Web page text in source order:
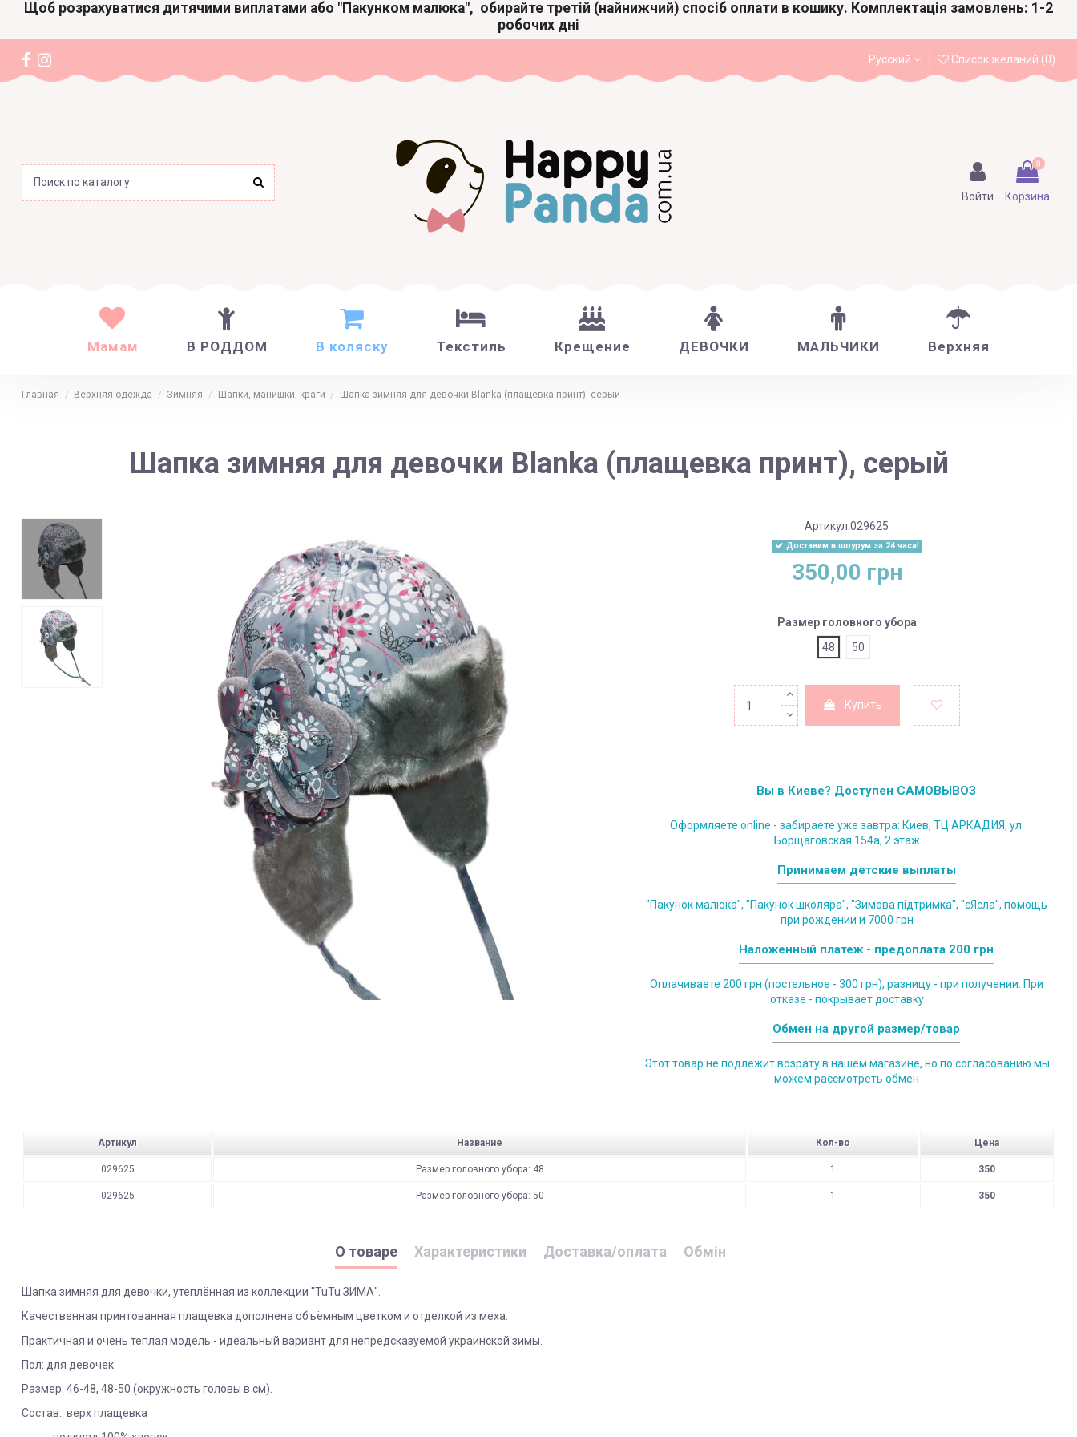
Щоб розрахуватися дитячими виплатами або "Пакунком малюка", обирайте третій (найнижчий) спосіб оплати в кошику. Комплектація замовлень: 1-2
робочих дні
Русский Список желаний (0)
Войти
0
Корзина
Мамам В РОДДОМ В коляску Текстиль Крещение ДЕВОЧКИ МАЛЬЧИКИ Верхняя
Главная Верхняя одежда Зимняя Шапки, манишки, краги Шапка зимняя для девочки Blanka (плащевка принт), серый
Шапка зимняя для девочки Blanka (плащевка принт), серый
Артикул 029625
Доставим в шоурум за 24 часа!
350,00 грн
Размер головного убора
48
50
Купить
Вы в Киеве? Доступен САМОВЫВОЗ
Оформляете online - забираете уже завтра: Киев, ТЦ АРКАДИЯ, ул.
Борщаговская 154а, 2 этаж
Принимаем детские выплаты
"Пакунок малюка", "Пакунок школяра", "Зимова підтримка", "єЯсла", помощь
при рождении и 7000 грн
Наложенный платеж - предоплата 200 грн
Оплачиваете 200 грн (постельное - 300 грн), разницу - при получении. При
отказе - покрывает доставку
Обмен на другой размер/товар
Этот товар не подлежит возрату в нашем магазине, но по согласованию мы
можем рассмотреть обмен
Артикул Название Кол-во Цена
029625 Размер головного убора: 48 1 350
029625 Размер головного убора: 50 1 350
О товаре Характеристики Доставка/оплата Обмін
Шапка зимняя для девочки, утеплённая из коллекции "TuTu ЗИМА".
Качественная принтованная плащевка дополнена объёмным цветком и отделкой из меха.
Практичная и очень теплая модель - идеальный вариант для непредсказуемой украинской зимы.
Пол: для девочек
Размер: 46-48, 48-50 (окружность головы в см).
Состав: верх плащевка